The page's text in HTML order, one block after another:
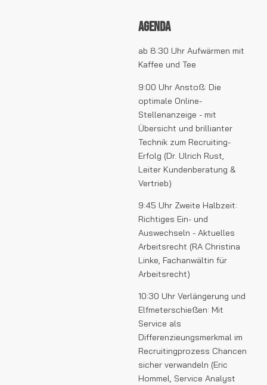
Agenda
ab 8:30 Uhr Aufwärmen mit
Kaffee und Tee
9:00 Uhr Anstoß: Die
optimale Online-
Stellenanzeige - mit
Übersicht und brillianter
Technik zum Recruiting-
Erfolg (Dr. Ulrich Rust,
Leiter Kundenberatung &
Vertrieb)
9:45 Uhr Zweite Halbzeit:
Richtiges Ein- und
Auswechseln - Aktuelles
Arbeitsrecht (RA Christina
Linke, Fachanwältin für
Arbeitsrecht)
10:30 Uhr Verlängerung und
Elfmeterschießen: Mit
Service als
Differenzieungsmerkmal im
Recruitingprozess Chancen
sicher verwandeln (Eric
Hommel, Service Analyst